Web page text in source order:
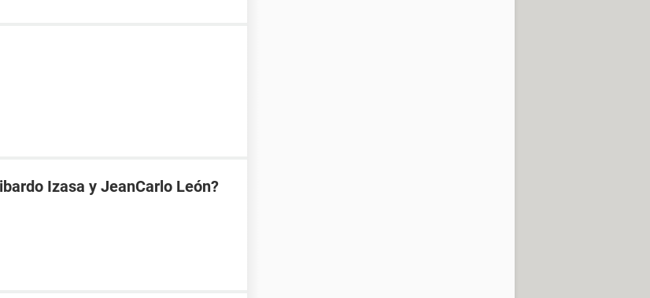
Izasa y JeanCarlo León?